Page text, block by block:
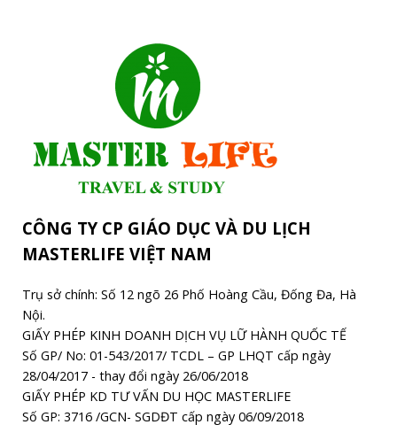
CÔNG TY CP GIÁO DỤC VÀ DU LỊCH
MASTERLIFE VIỆT NAM
Trụ sở chính: Số 12 ngõ 26 Phố Hoàng Cầu, Đống Đa, Hà
Nội.
GIẤY PHÉP KINH DOANH DỊCH VỤ LỮ HÀNH QUỐC TẾ
Số GP/ No: 01-543/2017/ TCDL – GP LHQT cấp ngày
28/04/2017 - thay đổi ngày 26/06/2018
GIẤY PHÉP KD TƯ VẤN DU HỌC MASTERLIFE
Số GP: 3716 /GCN- SGDĐT cấp ngày 06/09/2018